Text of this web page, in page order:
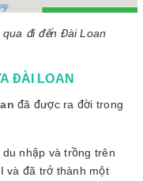
đi đến Đài Loan
ĐÀI LOAN
đã được ra đời trong
nhập và trồng trên
và đã trở thành một